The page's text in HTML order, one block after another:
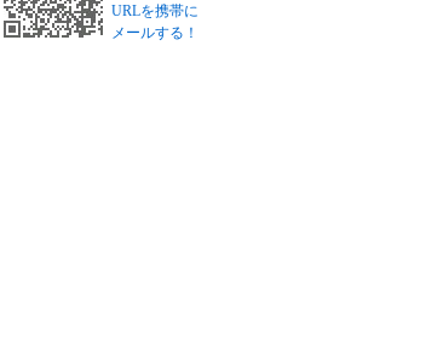
URLを携帯に
メールする！